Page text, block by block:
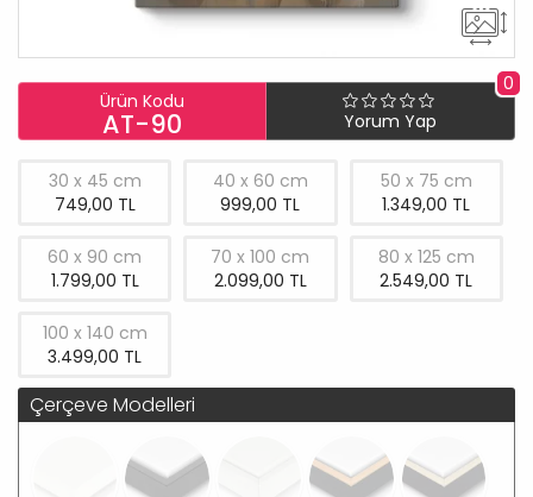
Ürün Kodu
AT-90
0
Yorum Yap
30 x 45 cm
749,00 TL
40 x 60 cm
999,00 TL
50 x 75 cm
1.349,00 TL
60 x 90 cm
1.799,00 TL
70 x 100 cm
2.099,00 TL
80 x 125 cm
2.549,00 TL
100 x 140 cm
3.499,00 TL
Çerçeve Modelleri